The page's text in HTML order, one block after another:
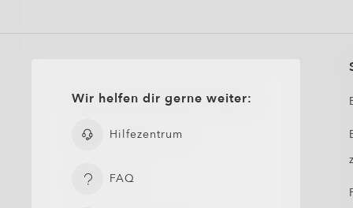
Wir helfen dir gerne weiter:
Hilfezentrum
FAQ